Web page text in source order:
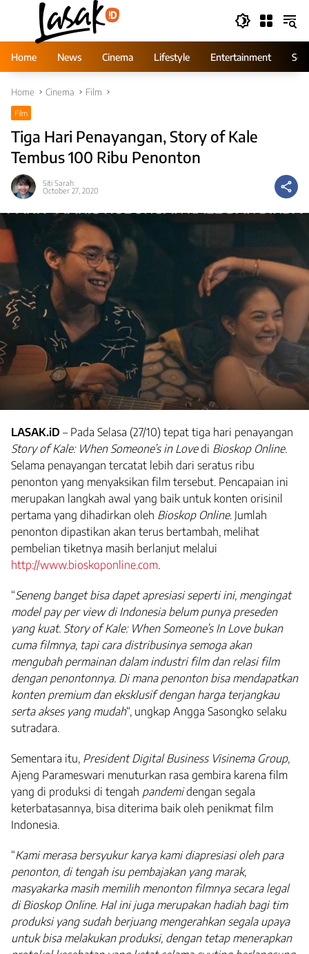
Home
News Cinema Lifestyle Entertainment
Home Cinema Film
Film
Tiga Hari Penayangan, Story of Kale
Tembus 100 Ribu Penonton
Siti Sarah
October 27, 2020
LASAK.iD – Pada Selasa (27/10) tepat tiga hari penayangan
Story of Kale: When Someone’s in Lovedi Bioskop Online.
Selama penayangan tercatat lebih dari seratus ribu
penonton yang menyaksikan film tersebut. Pencapaian ini
merupakan langkah awal yang baik untuk konten orisinil
pertama yang dihadirkan oleh Bioskop Online. Jumlah
penonton dipastikan akan terus bertambah, melihat
pembelian tiketnya masih berlanjut melalui
http://www.bioskoponline.com.
“Seneng banget bisa dapet apresiasi seperti ini, mengingat
model pay per view di Indonesia belum punya preseden
yang kuat. Story of Kale: When Someone’s In Love bukan
cuma filmnya, tapi cara distribusinya semoga akan
mengubah permainan dalam industri film dan relasi film
dengan penontonnya. Di mana penonton bisa mendapatkan
konten premium dan eksklusif dengan harga terjangkau
serta akses yang mudah“, ungkap Angga Sasongko selaku
sutradara.
Sementara itu, President Digital Business Visinema Group,
Ajeng Parameswari menuturkan rasa gembira karena film
yang di produksi di tengah pandemidengan segala
keterbatasannya, bisa diterima baik oleh penikmat film
Indonesia.
“Kami merasa bersyukur karya kami diapresiasi oleh para
penonton, di tengah isu pembajakan yang marak,
masyakarka masih memilih menonton filmnya secara legal
di Bioskop Online. Hal ini juga merupakan hadiah bagi tim
produksi yang sudah berjuang mengerahkan segala upaya
untuk bisa melakukan produksi, dengan tetap menerapkan